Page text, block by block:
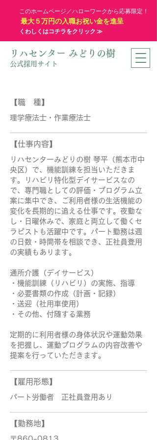
このホームページ／ハローワークから応募限定！
最大５万円の入職お祝い金を進呈
くわしくはコチラをクリック ≫
リハセンター みどりの樹
公式採用サイト
【職 種】
理学療法士・作業療法士
【仕事内容】
リハセンターみどりの樹 琴平（熊本市中
央区）で、機能訓練を担当いただきま
す。リハビリ特化型デイサービスなの
で、専門職としての評価・プログラム立
案に集中でき、ご利用者様の生活機能の
変化を長期的に追える仕事です。夜勤な
し・日曜休みで、家庭と両立して働くセ
ラピストも活躍中です。パート勤務は週
の日数・時間帯を相談でき、正社員登用
の実績もあります。
通所介護（デイサービス）
・機能訓練（リハビリ）の実施、指導
・必要書類の作成（計画・記録）
・送迎（社用車使用）
・その他、付随する業務
定期的に利用者様の身体状況や運動効果
を把握し、運動プログラムの内容改善や
提案を行っていただきます。
【雇用形態】
パート労働者 正社員登用あり
【勤務地】